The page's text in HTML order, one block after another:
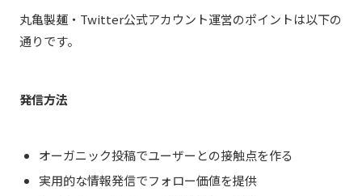
丸亀製麺・Twitter公式アカウント運営のポイントは以下の
通りです。
発信方法
オーガニック投稿でユーザーとの接触点を作る
実用的な情報発信でフォロー価値を提供